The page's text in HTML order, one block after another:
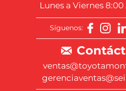
Lunes a Viernes
Síguenos: